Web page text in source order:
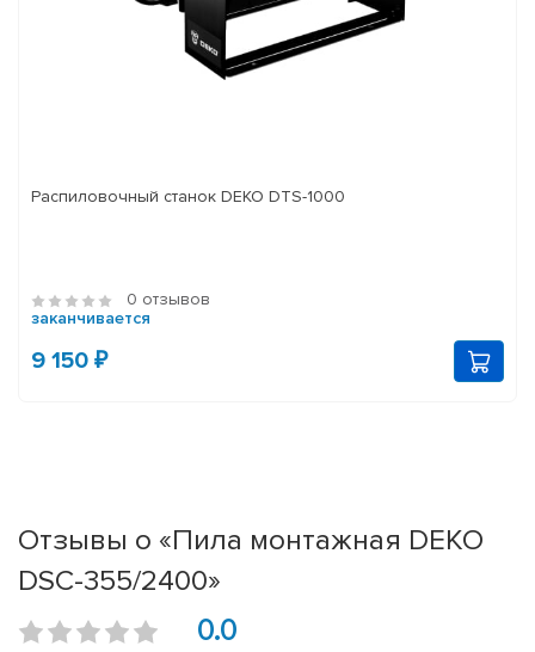
Распиловочный станок DEKO DTS-1000
0 отзывов
заканчивается
9 150 ₽
Отзывы о «Пила монтажная DEKO
DSC-355/2400»
0.0